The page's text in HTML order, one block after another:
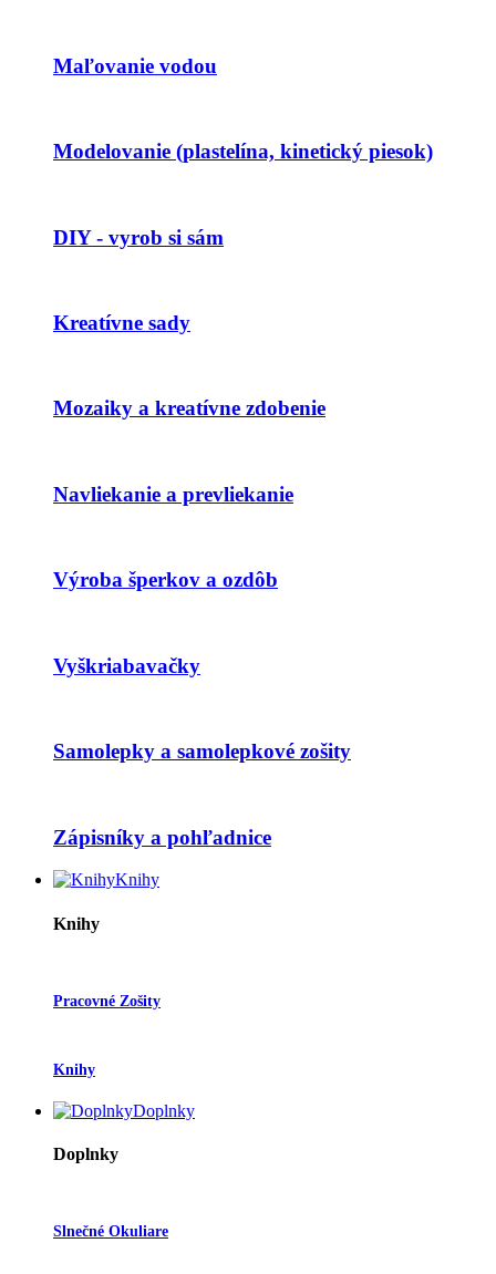
Maľovanie vodou
Modelovanie (plastelína, kinetický piesok)
DIY - vyrob si sám
Kreatívne sady
Mozaiky a kreatívne zdobenie
Navliekanie a prevliekanie
Výroba šperkov a ozdôb
Vyškriabavačky
Samolepky a samolepkové zošity
Zápisníky a pohľadnice
Knihy
Knihy
Pracovné Zošity
Knihy
Doplnky
Doplnky
Slnečné Okuliare